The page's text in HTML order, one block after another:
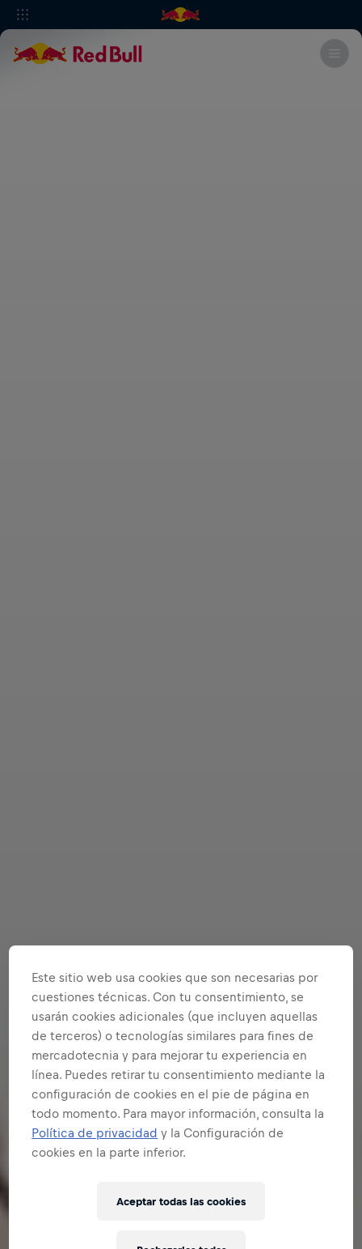
Este sitio web usa cookies que son necesarias por
cuestiones técnicas. Con tu consentimiento, se
usarán cookies adicionales (que incluyen aquellas
de terceros) o tecnologías similares para fines de
mercadotecnia y para mejorar tu experiencia en
línea. Puedes retirar tu consentimiento mediante la
configuración de cookies en el pie de página en
todo momento. Para mayor información, consulta la
Política de privacidad y la Configuración de
cookies en la parte inferior.
Aceptar todas las cookies